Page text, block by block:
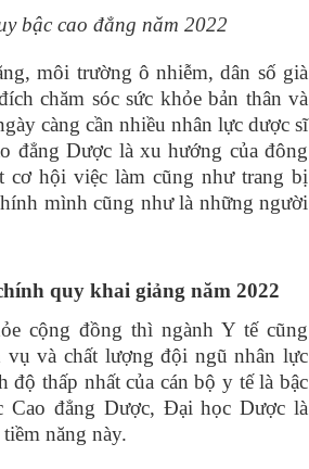
bậc cao đẳng năm 2022
môi trường ô nhiễm, dân số già
chăm sóc sức khỏe bản thân và
càng cần nhiều nhân lực dược sĩ
đẳng Dược là xu hướng của đông
cơ hội việc làm cũng như trang bị
mình cũng như là những người
quy khai giảng năm 2022
cộng đồng thì ngành Y tế cũng
và chất lượng đội ngũ nhân lực
thấp nhất của cán bộ y tế là bậc
Cao đẳng Dược, Đại học Dược là
năng này.